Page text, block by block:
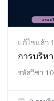
แก้ไขแล้ว
การบริห
รหัสวิชา